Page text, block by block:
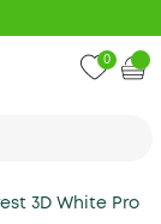
0
3D White Pro